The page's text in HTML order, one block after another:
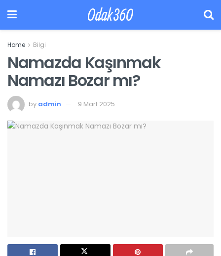
Odak360
Home Bilgi
Namazda Kaşınmak
Namazı Bozar mı?
by admin 9 Mart 2025